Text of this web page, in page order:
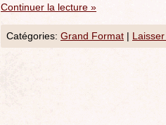
Continuer la lecture »
Catégories: Grand Format |